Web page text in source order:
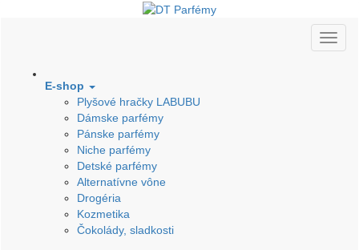
E-shop
Plyšové hračky LABUBU
Dámske parfémy
Pánske parfémy
Niche parfémy
Detské parfémy
Alternatívne vône
Drogéria
Kozmetika
Čokolády, sladkosti